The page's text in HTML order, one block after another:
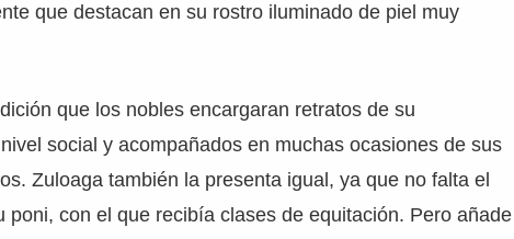
que destacan en su rostro iluminado de piel muy
que los nobles encargaran retratos de su
social y acompañados en muchas ocasiones de sus
Zuloaga también la presenta igual, ya que no falta el
poni, con el que recibía clases de equitación. Pero añade